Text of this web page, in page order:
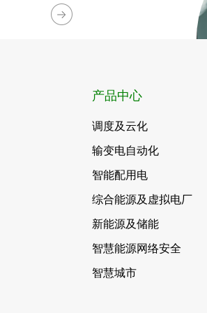
产品中心
调度及云化
输变电自动化
智能配用电
综合能源及虚拟电厂
新能源及储能
智慧能源网络安全
智慧城市